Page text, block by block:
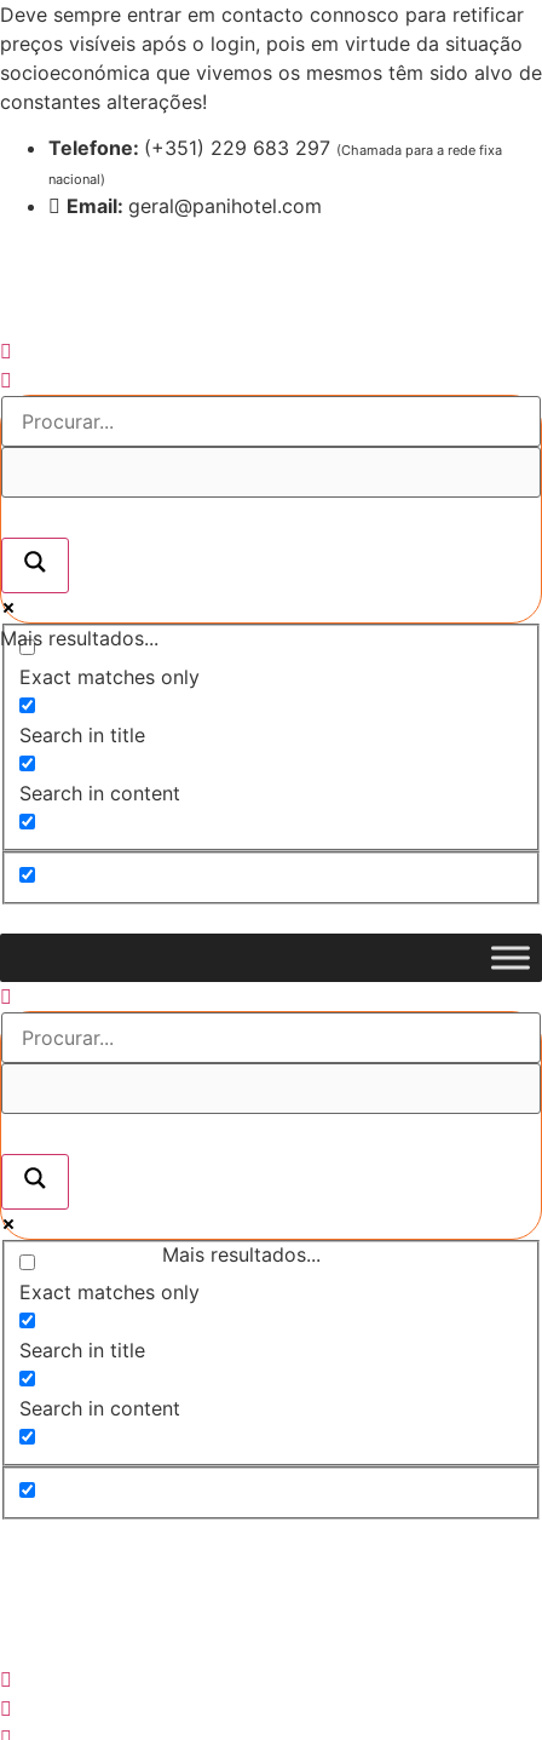
Pular
para
o
conteúdo
Deve sempre entrar em contacto connosco para retificar
preços visíveis após o login, pois em virtude da situação
socioeconómica que vivemos os mesmos têm sido alvo de
constantes alterações!
Telefone: (+351) 229 683 297 (Chamada para a rede fixa
nacional)
Email: geral@panihotel.com
Mais resultados...
Exact matches only
Search in title
Search in content
Mais resultados...
Exact matches only
Search in title
Search in content